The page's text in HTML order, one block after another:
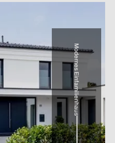
Modernes Einfamilienhaus